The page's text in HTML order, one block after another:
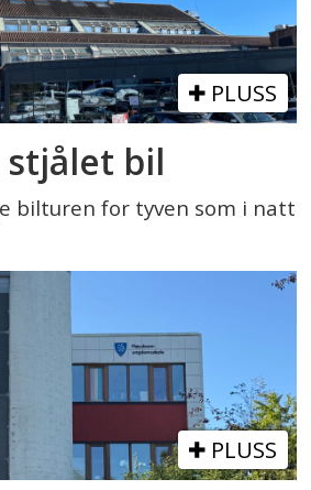
PLUSS
stjålet bil
bilturen for tyven som i natt
PLUSS